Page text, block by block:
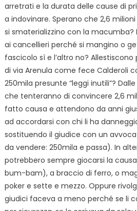
arretrati e la durata delle cause di
a indovinare. Sperano che 2,6
si smaterializzino con la
ai cancellieri perché si mangino o
fascicolo sì e l’altro no?
di via Arenula come fece Calderoli
250mila presunte “leggi inutili”?
che tenteranno di convincere 2,6
fatto causa e attendono da anni
ad accordarsi con chi li ha
sostituendo il giudice con un
da vendere: 250mila e passa). In
potrebbero sempre giocarsi la
bum-bam), a braccio di ferro, o
poker e sette e mezzo. Oppure
giudici faceva a meno perché se li